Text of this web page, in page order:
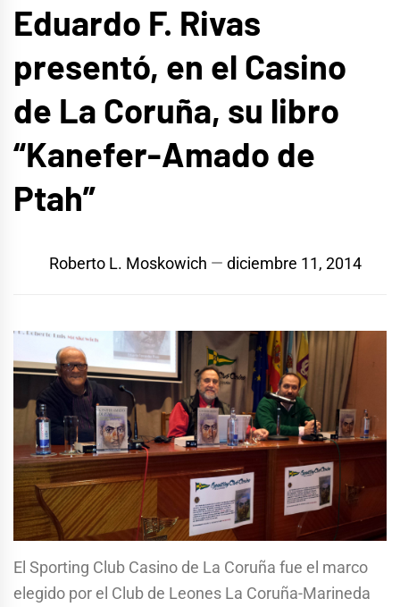
Eduardo F. Rivas
presentó, en el Casino
de La Coruña, su libro
“Kanefer-Amado de
Ptah”
Roberto L. Moskowich diciembre 11, 2014
El Sporting Club Casino de La Coruña fue el marco
elegido por el Club de Leones La Coruña-Marineda